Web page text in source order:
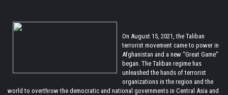
On August 15, 2021, the Taliban
terrorist movement came to power in
Afghanistan and a new “Great Game”
began. The Taliban regime has
unleashed the hands of terrorist
organizations in the region and the
world to overthrow the democratic and national governments in Central Asia and